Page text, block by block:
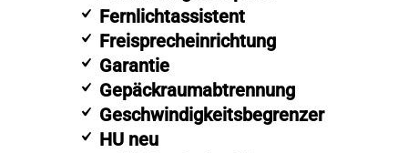
Fernlichtassistent
Freisprecheinrichtung
Garantie
Gepäckraumabtrennung
Geschwindigkeitsbegrenzer
HU neu